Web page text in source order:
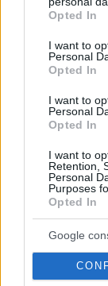
grant or deny
use your data
consent section.
Opted In
I want to
Personal
Opted In
I want to
Personal
Opted In
I want to
Retention,
Personal
Purposes
Opted In
Google
A
művészeti
elvetését...